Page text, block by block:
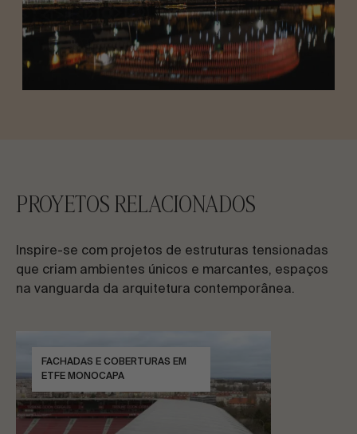
PROYETOS RELACIONADOS
Inspire-se com projetos de estruturas tensionadas
que criam ambientes únicos e marcantes, espaços
na vanguarda da arquitetura contemporânea.
FACHADAS E COBERTURAS EM
ETFE MONOCAPA